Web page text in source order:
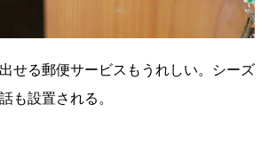
せる郵便サービスもうれしい。シーズ
も設置される。